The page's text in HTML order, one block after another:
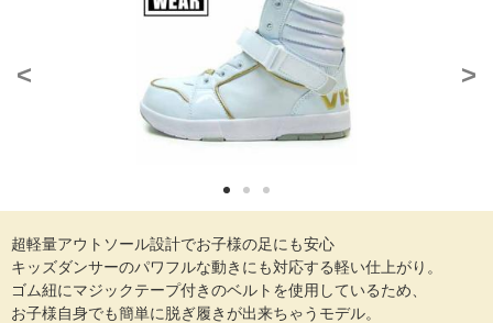
< >
超軽量アウトソール設計でお子様の足にも安心
キッズダンサーのパワフルな動きにも対応する軽い仕上がり。
ゴム紐にマジックテープ付きのベルトを使用しているため、
お子様自身でも簡単に脱ぎ履きが出来ちゃうモデル。